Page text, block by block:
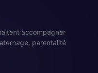
accompagner
parentalité